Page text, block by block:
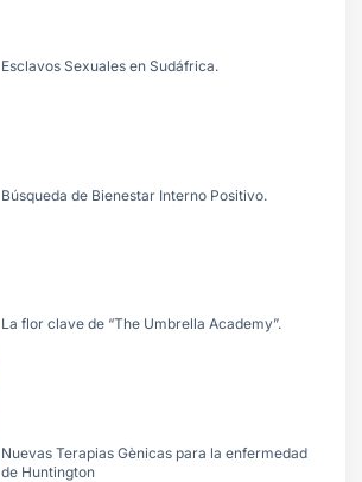
Esclavos Sexuales en Sudáfrica.
Búsqueda de Bienestar Interno Positivo.
La flor clave de “The Umbrella Academy”.
Nuevas Terapias Gènicas para la enfermedad
de Huntington